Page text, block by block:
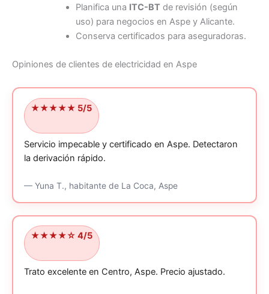
Planifica una ITC-BTde revisión (según
uso) para negocios en Aspe y Alicante.
Conserva certificados para aseguradoras.
Opiniones de clientes de electricidad en Aspe
★★★★★ 5/5
Servicio impecable y certificado en Aspe. Detectaron
la derivación rápido.
—Yuna T., habitantede La Coca, Aspe
★★★★☆ 4/5
Trato excelente en Centro, Aspe. Precio ajustado.